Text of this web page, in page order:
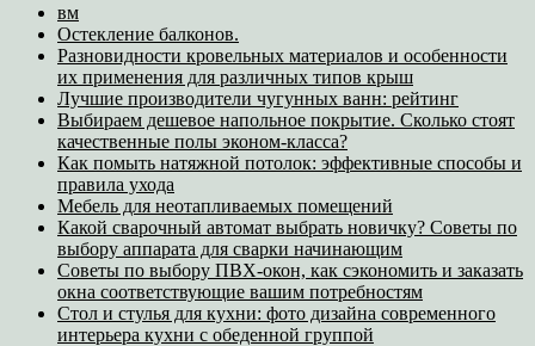
вм
Остекление балконов.
Разновидности кровельных материалов и особенности
их применения для различных типов крыш
Лучшие производители чугунных ванн: рейтинг
Выбираем дешевое напольное покрытие. Сколько стоят
качественные полы эконом-класса?
Как помыть натяжной потолок: эффективные способы и
правила ухода
Мебель для неотапливаемых помещений
Какой сварочный автомат выбрать новичку? Советы по
выбору аппарата для сварки начинающим
Советы по выбору ПВХ-окон, как сэкономить и заказать
окна соответствующие вашим потребностям
Стол и стулья для кухни: фото дизайна современного
интерьера кухни с обеденной группой